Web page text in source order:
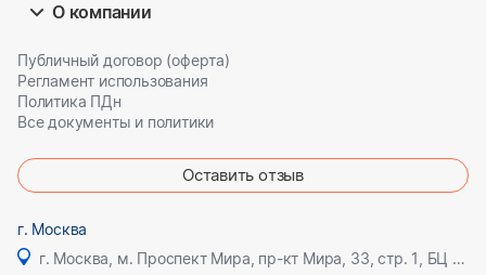
О компании
Публичный договор (оферта)
Регламент использования
Политика ПДн
Все документы и политики
Оставить отзыв
г. Москва
г. Москва, м. Проспект Мира, пр-кт Мира, 33, стр. 1, БЦ Олимпик плаза